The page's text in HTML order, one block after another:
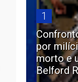
1
por
morto e
Belford